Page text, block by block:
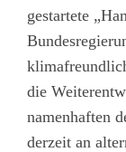
gestartete
die
namenhaften
derzeit an